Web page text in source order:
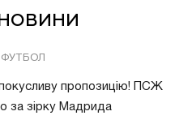
пропозицію! ПСЖ
за зірку Мадрида